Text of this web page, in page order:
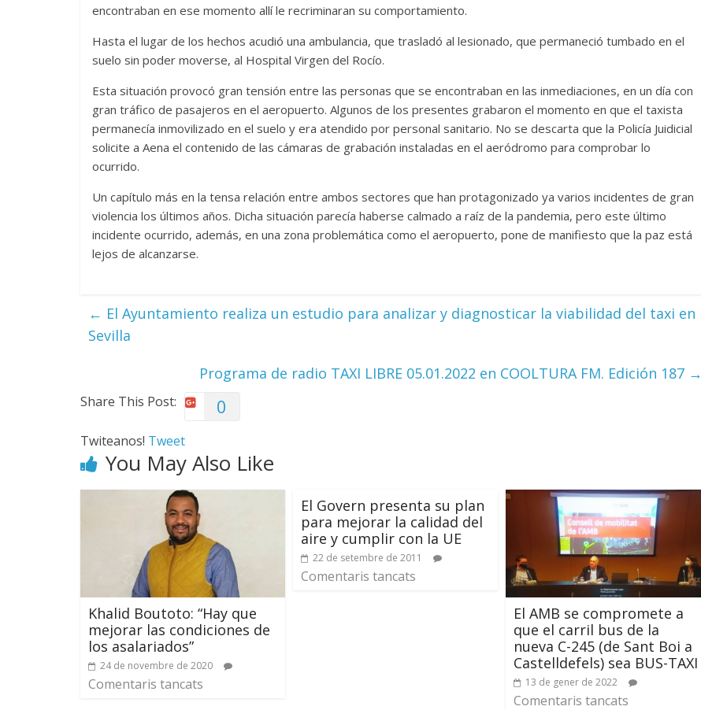
encontraban en ese momento allí le recriminaran su comportamiento.
Hasta el lugar de los hechos acudió una ambulancia, que trasladó al lesionado, que permaneció tumbado en el
suelo sin poder moverse, al Hospital Virgen del Rocío.
Esta situación provocó gran tensión entre las personas que se encontraban en las inmediaciones, en un día con
gran tráfico de pasajeros en el aeropuerto. Algunos de los presentes grabaron el momento en que el taxista
permanecía inmovilizado en el suelo y era atendido por personal sanitario. No se descarta que la Policía Juidicial
solicite a Aena el contenido de las cámaras de grabación instaladas en el aeródromo para comprobar lo
ocurrido.
Un capítulo más en la tensa relación entre ambos sectores que han protagonizado ya varios incidentes de gran
violencia los últimos años. Dicha situación parecía haberse calmado a raíz de la pandemia, pero este último
incidente ocurrido, además, en una zona problemática como el aeropuerto, pone de manifiesto que la paz está
lejos de alcanzarse.
← El Ayuntamiento realiza un estudio para analizar y diagnosticar la viabilidad del taxi en
Sevilla
Programa de radio TAXI LIBRE 05.01.2022 en COOLTURA FM. Edición 187 →
Share This Post: 0
Twiteanos! Tweet
You May Also Like
Khalid Boutoto: “Hay que
mejorar las condiciones de
los asalariados”
24 de novembre de 2020
Comentaris tancats
El Govern presenta su plan
para mejorar la calidad del
aire y cumplir con la UE
22 de setembre de 2011
Comentaris tancats
El AMB se compromete a
que el carril bus de la
nueva C-245 (de Sant Boi a
Castelldefels) sea BUS-TAXI
13 de gener de 2022
Comentaris tancats